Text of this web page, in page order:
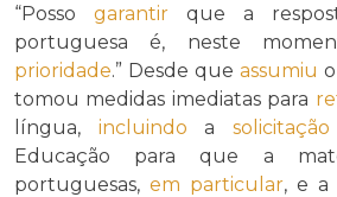
“Posso garantir que a
portuguesa é, neste
prioridade.” Desde queassumiu
tomou medidas imediatas para
língua, incluindo a solicitação
Educação para que a
portuguesas, em particular, e a